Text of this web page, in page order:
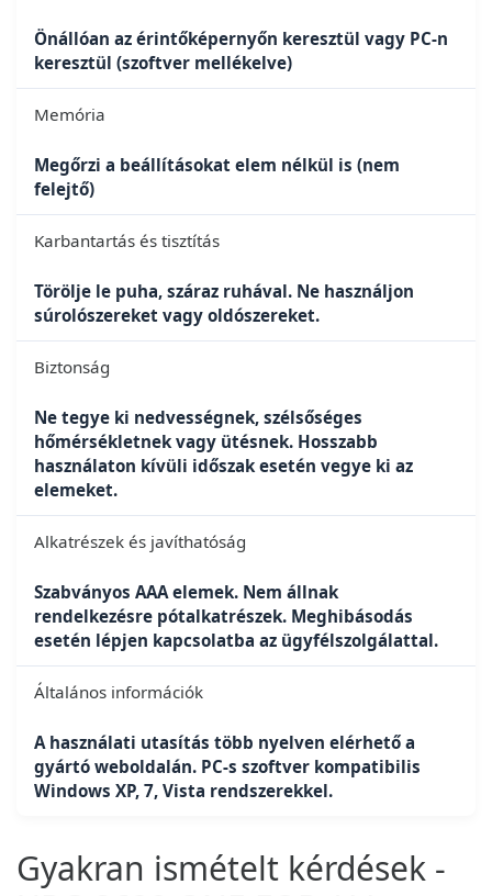
Önállóan az érintőképernyőn keresztül vagy PC-n
keresztül (szoftver mellékelve)
Memória
Megőrzi a beállításokat elem nélkül is (nem
felejtő)
Karbantartás és tisztítás
Törölje le puha, száraz ruhával. Ne használjon
súrolószereket vagy oldószereket.
Biztonság
Ne tegye ki nedvességnek, szélsőséges
hőmérsékletnek vagy ütésnek. Hosszabb
használaton kívüli időszak esetén vegye ki az
elemeket.
Alkatrészek és javíthatóság
Szabványos AAA elemek. Nem állnak
rendelkezésre pótalkatrészek. Meghibásodás
esetén lépjen kapcsolatba az ügyfélszolgálattal.
Általános információk
A használati utasítás több nyelven elérhető a
gyártó weboldalán. PC-s szoftver kompatibilis
Windows XP, 7, Vista rendszerekkel.
Gyakran ismételt kérdések -